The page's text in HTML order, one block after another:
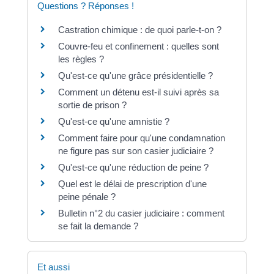
Questions ? Réponses !
Castration chimique : de quoi parle-t-on ?
Couvre-feu et confinement : quelles sont
les règles ?
Qu'est-ce qu'une grâce présidentielle ?
Comment un détenu est-il suivi après sa
sortie de prison ?
Qu'est-ce qu'une amnistie ?
Comment faire pour qu'une condamnation
ne figure pas sur son casier judiciaire ?
Qu'est-ce qu'une réduction de peine ?
Quel est le délai de prescription d'une
peine pénale ?
Bulletin n°2 du casier judiciaire : comment
se fait la demande ?
Et aussi